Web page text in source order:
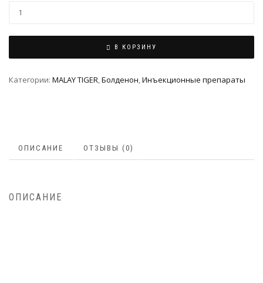
В КОРЗИНУ
Категории: MALAY TIGER,Болденон,Инъeкциoнныe препараты
ОПИСАНИЕ ОТЗЫВЫ (0)
ОПИСАНИЕ